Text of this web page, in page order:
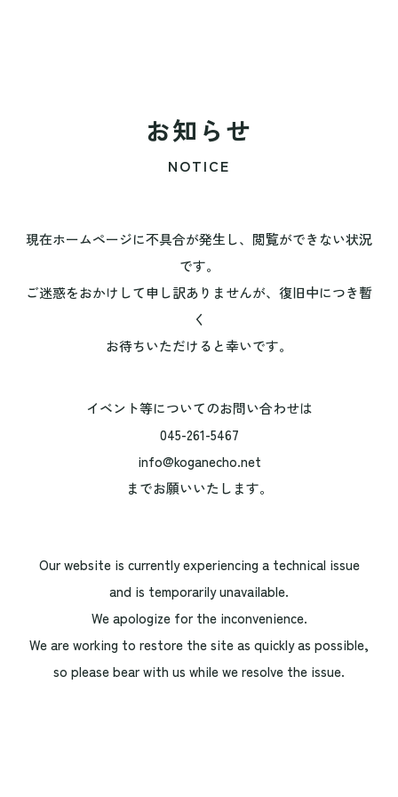
お知らせ
NOTICE
現在ホームページに不具合が発生し、閲覧ができない状況
です。
ご迷惑をおかけして申し訳ありませんが、復旧中につき暫
く
お待ちいただけると幸いです。
イベント等についてのお問い合わせは
045-261-5467
info@koganecho.net
までお願いいたします。
Our website is currently experiencing a technical issue
and is temporarily unavailable.
We apologize for the inconvenience.
We are working to restore the site as quickly as possible,
so please bear with us while we resolve the issue.